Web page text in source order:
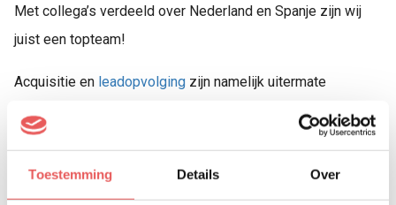
Toestemming Details Over
Met collega’s verdeeld over Nederland en Spanje zijn wij
juist een topteam!
Acquisitie en leadopvolging zijn namelijk uitermate
geschikt om vanuit diverse locaties te organiseren. Want
als je voor dezelfde klant werkt, hetzelfde doel nastreeft,
dezelfde energie hebt en dezelfde tools gebruikt, dan zit je
helemaal op één lijn. Dat versterkt onze band en dat merk je